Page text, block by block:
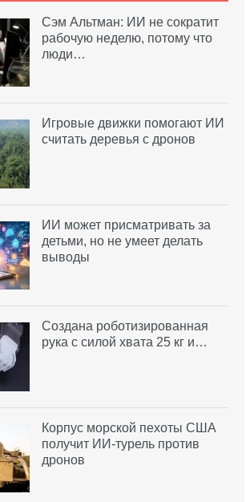
Сэм Альтман: ИИ не сократит
рабочую неделю, потому что
люди…
Игровые движки помогают ИИ
считать деревья с дронов
ИИ может присматривать за
детьми, но не умеет делать
выводы
Создана роботизированная
рука с силой хвата 25 кг и…
Корпус морской пехоты США
получит ИИ-турель против
дронов